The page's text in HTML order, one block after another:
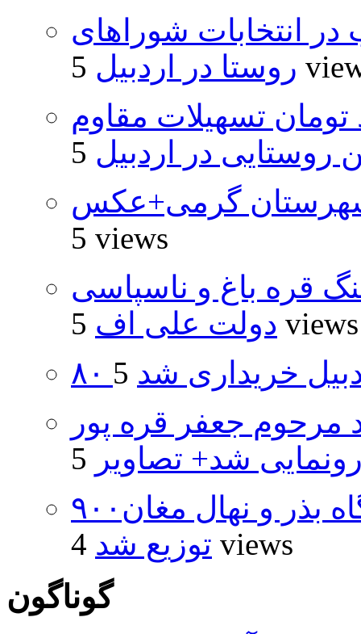
۵۰۰۰ داوطلب در انتخابات شوراهای
روستا در اردبیل 5
و ۴۸۰ میلیارد تومان تسهیلات مقاوم
در اردبیل
گرمی+عکس
5 views
قره باغ و ناسپاسی
دولت علی اف 5 views
خریداری شد
مرحوم جعفر قره پور
شد+ تصاویر
۹۰۰هزار اصله نهال توسط ایستگاه بذر و نهال مغان
توزیع شد 4 views
گوناگون